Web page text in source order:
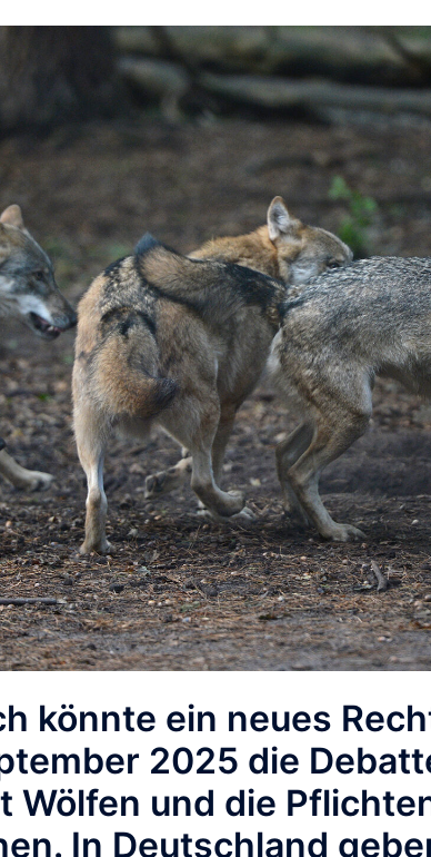
könnte ein neues
2025 die
Wölfen und die
In Deutschland